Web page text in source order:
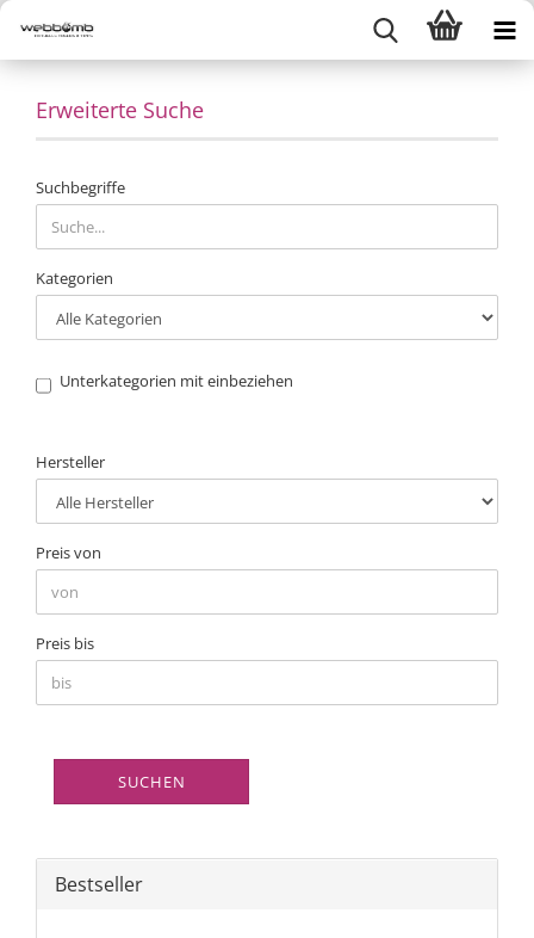
Erweiterte Suche
ERWEITERTE
SUCHE
Suchbegriffe
Kategorien
Unterkategorien mit einbeziehen
HERSTELLER
Hersteller
Preis von
Preis bis
SUCHEN
Bestseller